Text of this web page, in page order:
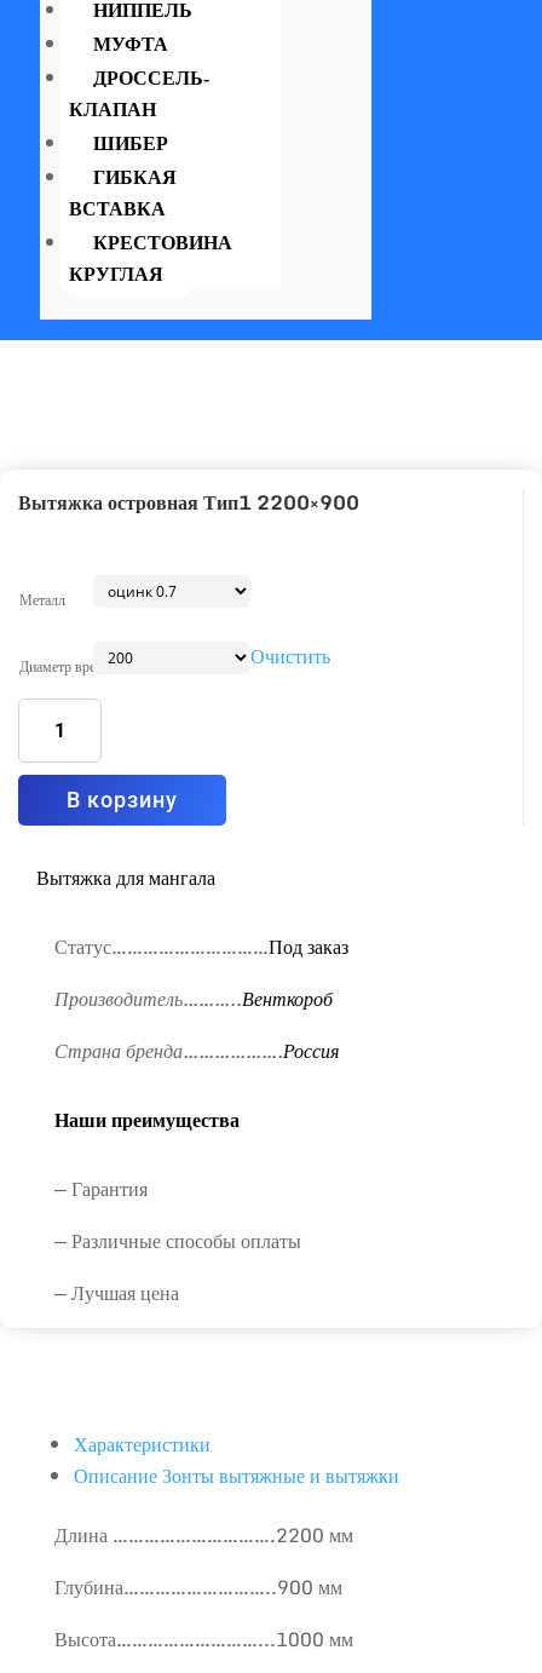
НИППЕЛЬ
МУФТА
ДРОССЕЛЬ-
КЛАПАН
ШИБЕР
ГИБКАЯ
ВСТАВКА
КРЕСТОВИНА
КРУГЛАЯ
Вытяжка островная Тип1 2200×900
Металл
Диаметр врезки Очистить
Количество
Вытяжка
Тип1
2200x900
В корзину
Вытяжка для мангала
Статус…………………………Под заказ
Производитель………..Венткороб
Страна бренда……………….Россия
Наши преимущества
— Гарантия
— Различные способы оплаты
— Лучшая цена
Характеристики
Описание Зонты вытяжные и вытяжки
Длина ………………………….2200 мм
Глубина………………………..900 мм
Высота………………………...1000 мм